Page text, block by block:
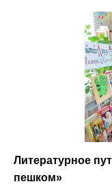
Литературное
пешком»